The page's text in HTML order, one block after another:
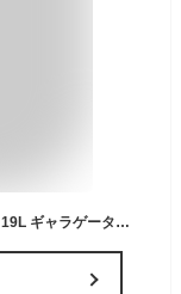
ミステリーランチ Mystery Ranch バックパック 19L ギャラゲーター リュックサック デイパック アウトドア Gallagator メンズ レディース ファッション